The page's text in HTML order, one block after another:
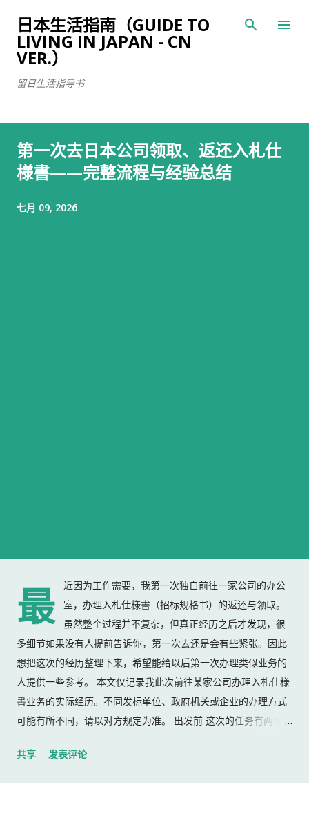
跳至主要内容
日本生活指南（GUIDE TO
LIVING IN JAPAN - CN
VER.）
留日生活指导书
第一次去日本公司领取、返还入札仕
様書——完整流程与经验总结
七月 09, 2026
最
近因为工作需要，我第一次独自前往一家公司的办公
室，办理入札仕様書（招标规格书）的返还与领取。
虽然整个过程并不复杂，但真正经历之后才发现，很
多细节如果没有人提前告诉你，第一次去还是会有些紧张。因此
想把这次的经历整理下来，希望能给以后第一次办理类似业务的
人提供一些参考。 本文仅记录我此次前往某家公司办理入札仕様
書业务的实际经历。不同发标单位、政府机关或企业的办理方式
可能有所不同，请以对方规定为准。 出发前 这次的任务有两个：
入札仕様書 名片 当时我认为这样就足够了。 后来才发现，还有
共享 发表评论